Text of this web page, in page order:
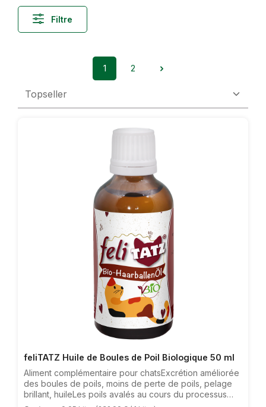
Filtre
Page
1
Page
2
feliTATZ Huile de Boules de Poil Biologique 50 ml
Aliment complémentaire pour chatsExcrétion améliorée
des boules de poils, moins de perte de poils, pelage
brillant, huileLes poils avalés au cours du processus